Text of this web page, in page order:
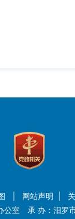
网站声明
公室 承 办：汨罗